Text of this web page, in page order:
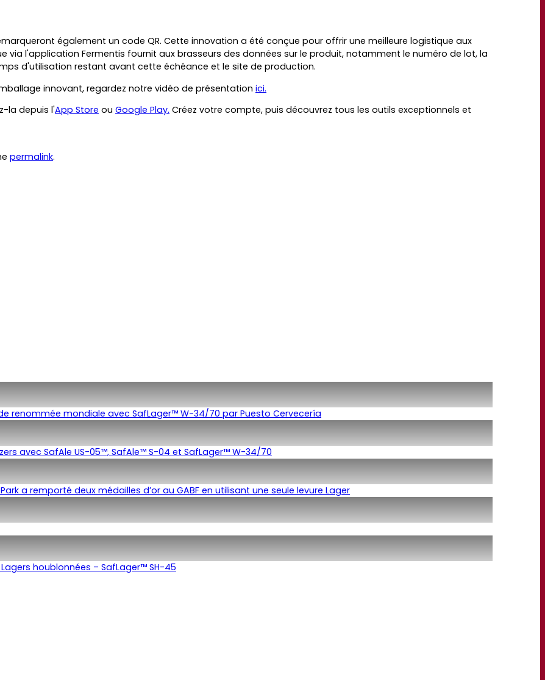
également un code QR. Cette innovation a été conçue pour offrir une meilleure logistique aux
via l'application Fermentis fournit aux brasseurs des données sur le produit, notamment le numéro de lot, la
d'utilisation restant avant cette échéance et le site de production.
innovant, regardez notre vidéo de présentation ici.
la depuis l'App Store ou Google Play. Créez votre compte, puis découvrez tous les outils exceptionnels et
permalink.
renommée mondiale avec SafLager™ W-34/70 par Puesto Cervecería
avec SafAle US-05™, SafAle™ S-04 et SafLager™ W-34/70
a remporté deux médailles d’or au GABF en utilisant une seule levure Lager
houblonnées – SafLager™ SH-45